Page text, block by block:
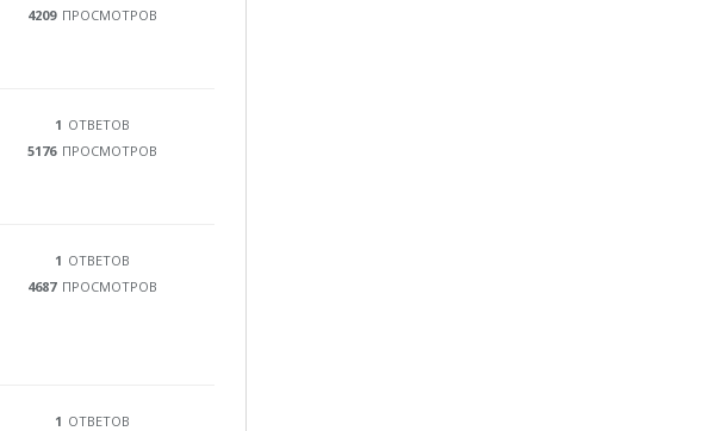
4209 ПРОСМОТРОВ
1 ОТВЕТОВ
5176 ПРОСМОТРОВ
1 ОТВЕТОВ
4687 ПРОСМОТРОВ
1 ОТВЕТОВ